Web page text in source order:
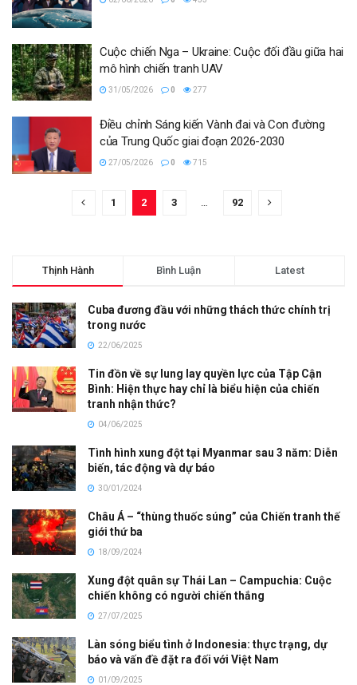
Cuộc chiến Nga – Ukraine: Cuộc đối đầu giữa hai
mô hình chiến tranh UAV
31/05/2026 0 277
Điều chỉnh Sáng kiến Vành đai và Con đường
của Trung Quốc giai đoạn 2026-2030
27/05/2026 0 715
1 2 3 92
Thịnh Hành Bình Luận Latest
Cuba đương đầu với những thách thức chính trị
trong nước
22/06/2025
Tin đồn về sự lung lay quyền lực của Tập Cận
Bình: Hiện thực hay chỉ là biểu hiện của chiến
tranh nhận thức?
04/06/2025
Tình hình xung đột tại Myanmar sau 3 năm: Diễn
biến, tác động và dự báo
30/01/2024
Châu Á – “thùng thuốc súng” của Chiến tranh thế
giới thứ ba
18/09/2024
Xung đột quân sự Thái Lan – Campuchia: Cuộc
chiến không có người chiến thắng
27/07/2025
Làn sóng biểu tình ở Indonesia: thực trạng, dự
báo và vấn đề đặt ra đối với Việt Nam
01/09/2025